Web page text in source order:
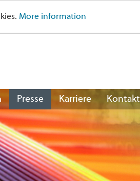
More information
Presse Karriere Kontakt